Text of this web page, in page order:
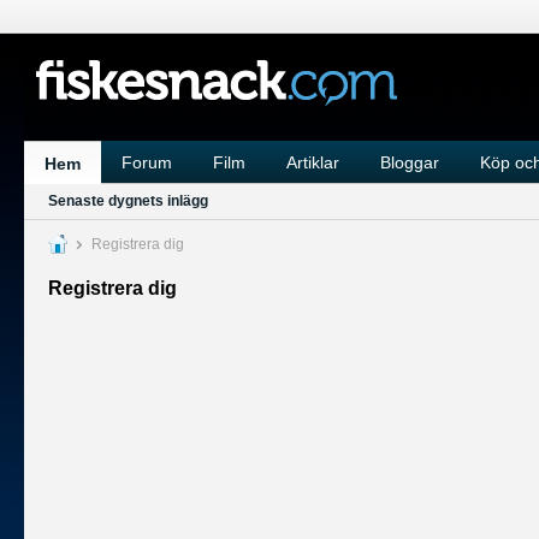
Hem Forum Film Artiklar Bloggar Köp
Senaste dygnets inlägg
Registrera dig
Registrera dig